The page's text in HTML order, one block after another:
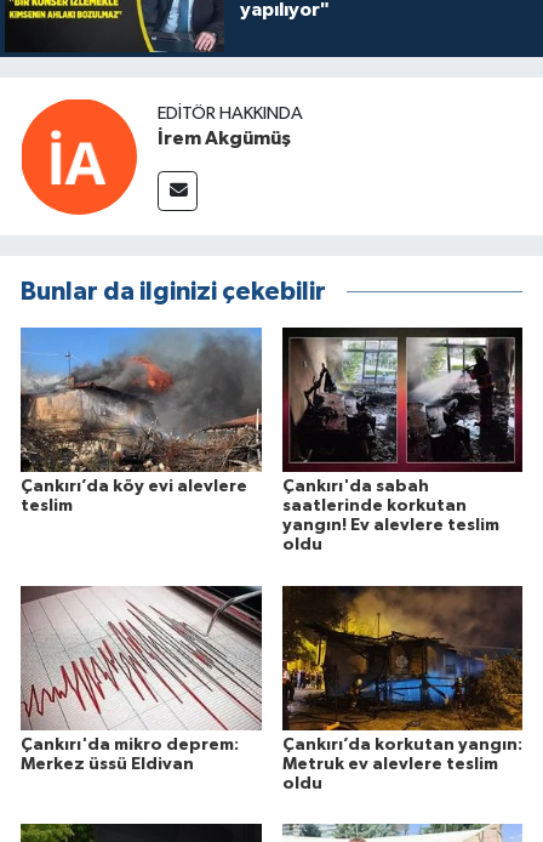
yapılıyor"
EDITÖR HAKKINDA
İrem Akgümüş
Bunlar da ilginizi çekebilir
Çankırı’da köy evi alevlere
teslim
Çankırı'da sabah
saatlerinde korkutan
yangın! Ev alevlere teslim
oldu
Çankırı'da mikro deprem:
Merkez üssü Eldivan
Çankırı’da korkutan yangın:
Metruk ev alevlere teslim
oldu